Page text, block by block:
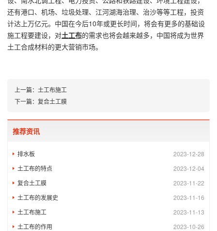
还有港口、机场、垃圾处理、江河湖海治理、治沙等等工程，投资
计达上万亿元。中国在今后10年或更长时间，将会有更多的基础设
施工程要建设，对土工布的需求也将会越来越多，中国将成为世界
土工合成材料的更大营销市场。
上一篇： 土工布施工
下一篇： 复合土工膜
推荐资讯
2023-12-28
排水板
2023-12-04
土工布的特点
2023-11-22
复合土工膜
2023-11-16
土工布的发展史
2023-11-13
土工布施工
2023-10-26
土工布的作用